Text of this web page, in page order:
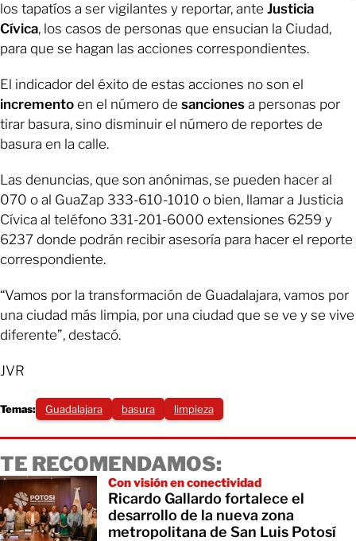
los tapatíos a ser vigilantes y reportar, ante Justicia
Cívica, los casos de personas que ensucian la Ciudad,
para que se hagan las acciones correspondientes.
El indicador del éxito de estas acciones no son el
incremento en el número de sanciones a personas por
tirar basura, sino disminuir el número de reportes de
basura en la calle.
Las denuncias, que son anónimas, se pueden hacer al
070 o al GuaZap 333-610-1010 o bien, llamar a Justicia
Cívica al teléfono 331-201-6000 extensiones 6259 y
6237 donde podrán recibir asesoría para hacer el reporte
correspondiente.
“Vamos por la transformación de Guadalajara, vamos por
una ciudad más limpia, por una ciudad que se ve y se vive
diferente”, destacó.
JVR
Temas: Guadalajara basura limpieza
TE RECOMENDAMOS:
Con visión en conectividad
Ricardo Gallardo fortalece el
desarrollo de la nueva zona
metropolitana de San Luis Potosí